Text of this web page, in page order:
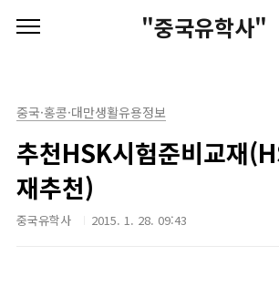
"중국유학사"
중국·홍콩·대만생활유용정보
추천HSK시험준비교재
재추천)
중국유학사 2015. 1. 28. 09:43